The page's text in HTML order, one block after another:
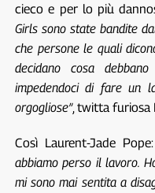
cieco e per lo più
Girls sono state bandite
che persone le quali
decidano cosa
impedendoci di fare un
orgogliose”, twitta furiosa
Così Laurent-Jade
abbiamo perso il lavoro.
mi sono mai sentita a